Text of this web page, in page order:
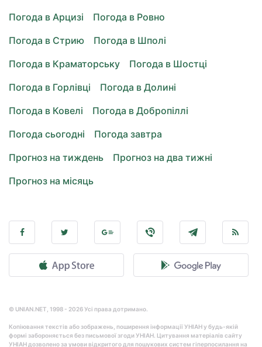
Погода в Арцизі
Погода в Ровно
Погода в Стрию
Погода в Шполі
Погода в Краматорську
Погода в Шостці
Погода в Горлівці
Погода в Долині
Погода в Ковелі
Погода в Добропіллі
Погода сьогодні
Погода завтра
Прогноз на тиждень
Прогноз на два тижні
Прогноз на місяць
© UNIAN.NET, 1998 - 2026 Усі права дотримано.
Копіювання текстів або зображень, поширення інформації УНІАН у будь-якій
формі забороняється без письмової згоди УНІАН. Цитування матеріалів сайту
УНІАН дозволено за умови відкритого для пошукових систем гіперпосилання на